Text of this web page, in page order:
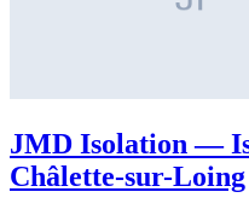
JMD Isolation —
Châlette-sur-Loing